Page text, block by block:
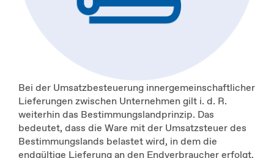
Bei der Umsatzbesteuerung innergemeinschaftlicher
Lieferungen zwischen Unternehmen gilt i. d. R.
weiterhin das Bestimmungslandprinzip. Das
bedeutet, dass die Ware mit der Umsatzsteuer des
Bestimmungslands belastet wird, in dem die
endgültige Lieferung an den Endverbraucher erfolgt.